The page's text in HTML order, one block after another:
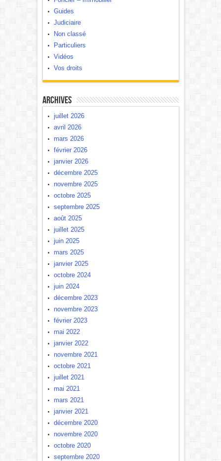
Guides
Judiciaire
Non classé
Particuliers
Vidéos
Vos droits
Archives
juillet 2026
avril 2026
mars 2026
février 2026
janvier 2026
décembre 2025
novembre 2025
octobre 2025
septembre 2025
août 2025
juillet 2025
juin 2025
mars 2025
janvier 2025
octobre 2024
juin 2024
décembre 2023
novembre 2023
février 2023
mai 2022
janvier 2022
novembre 2021
octobre 2021
juillet 2021
mai 2021
mars 2021
janvier 2021
décembre 2020
novembre 2020
octobre 2020
septembre 2020